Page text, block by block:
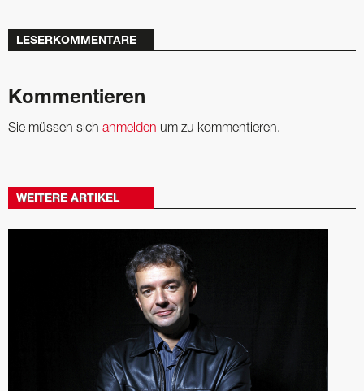
LESERKOMMENTARE
Kommentieren
Sie müssen sich anmelden um zu kommentieren.
WEITERE ARTIKEL